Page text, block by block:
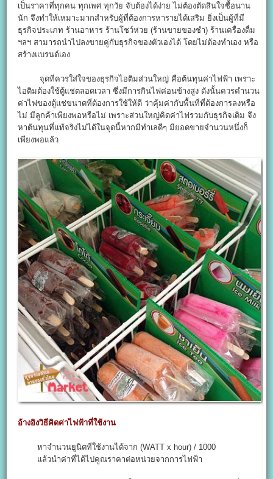
เป็นราคาที่ทุกคน ทุกเพศ ทุกวัย จับต้องได้ง่าย ไม่ต้องตัดสินใจซื้อนาน
นัก จึงทำให้เหมาะมากสำหรับผู้ที่ต้องการหารายได้เสริม ยิ่งเป็นผู้ที่มี
ธุรกิจประเภท ร้านอาหาร ร้านโชว์ห่วย (ร้านขายของชำ) ร้านเครื่องดื่ม
ฯลฯ สามารถนำไปลงขายคู่กับธุรกิจของตัวเองได้ โดยไม่ต้องทำเอง หรือ
สร้างแบรนด์เอง
จุดที่ควรใส่ใจของธุรกิจไอติมส่วนใหญ่ คือต้นทุนค่าไฟฟ้า เพราะ
ไอติมต้องใช้ตู้แช่ตลอดเวลา ซึ่งมีการกินไฟค่อนข้างสูง ดังนั้นควรคำนวน
ค่าไฟของตู้แช่ขนาดที่ต้องการใช้ให้ดี ว่าคุ้มค่ากับพื้นที่ที่ต้องการลงหรือ
ไม่ มีลูกค้าเพียงพอหรือไม่ เพราะส่วนใหญ่คิดค่าไฟรวมกับธุรกิจเดิม จึง
หาต้นทุนที่แท้จริงไม่ได้ในจุดนี้หากมีทำเลดีๆ มียอดขายจำนวนหนึ่งก็
เพียงพอแล้ว
อ้างอิงวิธีคิดค่าไฟฟ้าที่ใช้งาน
หาจำนวนยูนิตที่ใช้งานได้จาก (WATT x hour) / 1000
แล้วนำค่าที่ได้ไปคูณราคาต่อหน่วยจากการไฟฟ้า